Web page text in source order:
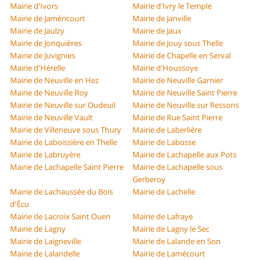
Mairie d'Ivors
Mairie d'Ivry le Temple
Mairie de Jaméricourt
Mairie de Janville
Mairie de Jaulzy
Mairie de Jaux
Mairie de Jonquières
Mairie de Jouy sous Thelle
Mairie de Juvignies
Mairie de Chapelle en Serval
Mairie d'Hérelle
Mairie d'Houssoye
Mairie de Neuville en Hez
Mairie de Neuville Garnier
Mairie de Neuville Roy
Mairie de Neuville Saint Pierre
Mairie de Neuville sur Oudeuil
Mairie de Neuville sur Ressons
Mairie de Neuville Vault
Mairie de Rue Saint Pierre
Mairie de Villeneuve sous Thury
Mairie de Laberlière
Mairie de Laboissière en Thelle
Mairie de Labosse
Mairie de Labruyère
Mairie de Lachapelle aux Pots
Mairie de Lachapelle Saint Pierre
Mairie de Lachapelle sous
Gerberoy
Mairie de Lachaussée du Bois
d'Écu
Mairie de Lachelle
Mairie de Lacroix Saint Ouen
Mairie de Lafraye
Mairie de Lagny
Mairie de Lagny le Sec
Mairie de Laigneville
Mairie de Lalande en Son
Mairie de Lalandelle
Mairie de Lamécourt